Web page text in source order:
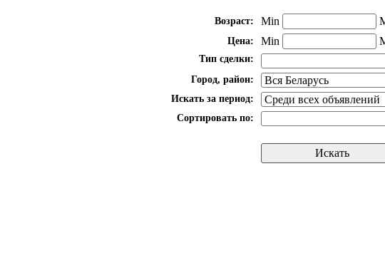
Возраст: Min
Цена: Min
Тип сделки:
Город, район:
Искать за период:
Сортировать по: